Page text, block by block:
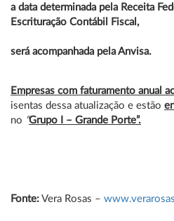
a data determinada pela Receita
Escrituração Contábil Fiscal,
será acompanhada pela Anvisa.
Empresas com faturamento anual
isentas dessa atualização e estão
no “Grupo I – Grande Porte”.
Fonte: Vera Rosas –